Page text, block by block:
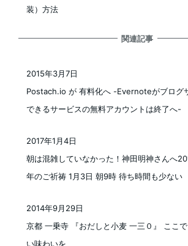
装）方法
関連記事
Postach.io が 有料化へ -Evernoteがブログ
できるサービスの無料アカウントは終了へ-
2015年3月7日
朝は混雑していなかった！神田明神さんへ
年のご祈祷 1月3日 朝9時 待ち時間も少ない
2017年1月4日
京都 一乗寺 『おだしと小麦 一三０』 ここ
い味わいを
投稿日
2014年9月29日